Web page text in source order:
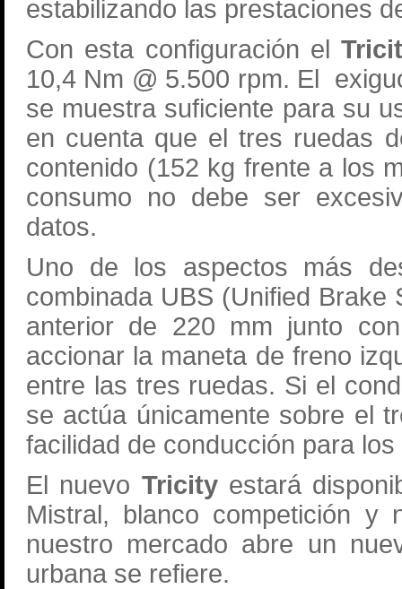
estabilizando las prestaciones
Con esta configuración el
10,4 Nm @ 5.500 rpm. El
se muestra suficiente para su
en cuenta que el tres ruedas
contenido (152 kg frente a los
consumo no debe ser
datos.
Uno de los aspectos más
combinada UBS (Unified
anterior de 220 mm junto
accionar la maneta de freno
entre las tres ruedas. Si el
se actúa únicamente sobre el
facilidad de conducción para
El nuevo Tricityestará
Mistral, blanco competición y
nuestro mercado abre un
urbana se refiere.